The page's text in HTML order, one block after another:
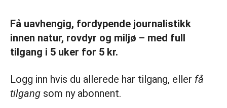
Få uavhengig, fordypende journalistikk
innen natur, rovdyr og miljø – med full
tilgang i 5 uker for 5 kr.
Logg inn hvis du allerede har tilgang, eller få
tilgang som ny abonnent.